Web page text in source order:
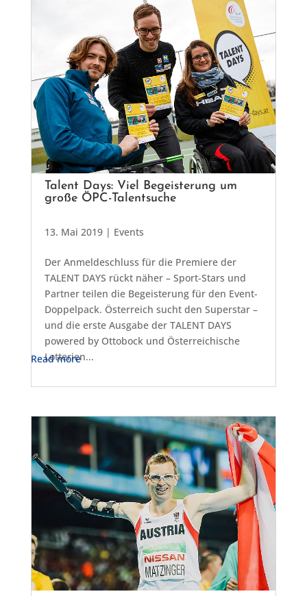
Talent Days: Viel Begeisterung um
große ÖPC-Talentsuche
13. Mai 2019| Events
Der Anmeldeschluss für die Premiere der
TALENT DAYS rückt näher – Sport-Stars und
Partner teilen die Begeisterung für den Event-
Doppelpack. Österreich sucht den Superstar –
und die erste Ausgabe der TALENT DAYS
powered by Ottobock und Österreichische
Lotterien...
Read more